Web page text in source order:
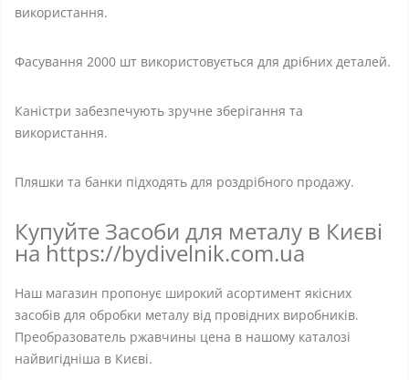
використання.
Фасування 2000 шт використовується для дрібних деталей.
Каністри забезпечують зручне зберігання та
використання.
Пляшки та банки підходять для роздрібного продажу.
Купуйте Засоби для металу в Києві
на https://bydivelnik.com.ua
Наш магазин пропонує широкий асортимент якісних
засобів для обробки металу від провідних виробників.
Преобразователь ржавчины цена в нашому каталозі
найвигідніша в Києві.